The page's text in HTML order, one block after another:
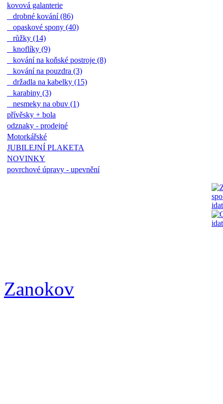
kovová galanterie
drobné kování (86)
opaskové spony (40)
růžky (14)
knoflíky (9)
kování na koňské postroje (8)
kování na pouzdra (3)
držadla na kabelky (15)
karabiny (3)
nesmeky na obuv (1)
přívěsky + bola
odznaky - prodejné
Motorkářské
JUBILEJNÍ PLAKETA
NOVINKY
povrchové úpravy - upevnění
Zanokov